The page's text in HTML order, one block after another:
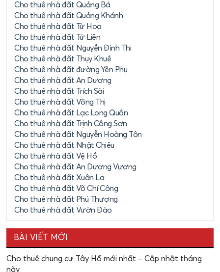
Cho thuê nhà đất Quảng Bá
Cho thuê nhà đất Quảng Khánh
Cho thuê nhà đất Từ Hoa
Cho thuê nhà đất Tứ Liên
Cho thuê nhà đất Nguyễn Đình Thi
Cho thuê nhà đất Thụy Khuê
Cho thuê nhà đất đường Yên Phụ
Cho thuê nhà đất An Dương
Cho thuê nhà đất Trích Sài
Cho thuê nhà đất Võng Thị
Cho thuê nhà đất Lạc Long Quân
Cho thuê nhà đất Trịnh Công Sơn
Cho thuê nhà đất Nguyễn Hoàng Tôn
Cho thuê nhà đất Nhật Chiêu
Cho thuê nhà đất Vệ Hồ
Cho thuê nhà đất An Dương Vương
Cho thuê nhà đất Xuân La
Cho thuê nhà đất Võ Chí Công
Cho thuê nhà đất Phú Thượng
Cho thuê nhà đất Vườn Đào
BÀI VIẾT MỚI
Cho thuê chung cư Tây Hồ mới nhất – Cập nhật tháng
này